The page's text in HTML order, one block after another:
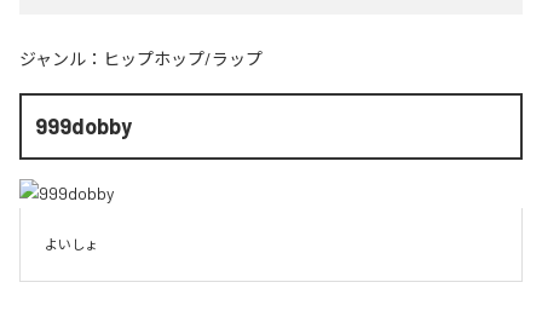
ジャンル： ヒップホップ/ラップ
999dobby
よいしょ